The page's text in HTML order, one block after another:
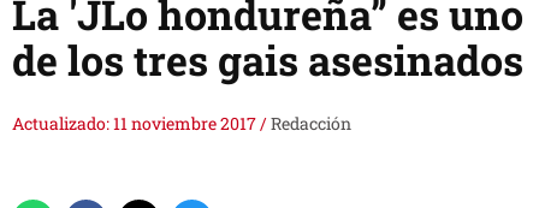
La 'JLo hondureña” es uno
de los tres gais asesinados
Actualizado: 11 noviembre 2017/Redacción